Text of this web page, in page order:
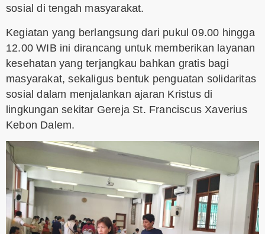
sosial di tengah masyarakat.
Kegiatan yang berlangsung dari pukul 09.00 hingga
12.00 WIB ini dirancang untuk memberikan layanan
kesehatan yang terjangkau bahkan gratis bagi
masyarakat, sekaligus bentuk penguatan solidaritas
sosial dalam menjalankan ajaran Kristus di
lingkungan sekitar Gereja St. Franciscus Xaverius
Kebon Dalem.